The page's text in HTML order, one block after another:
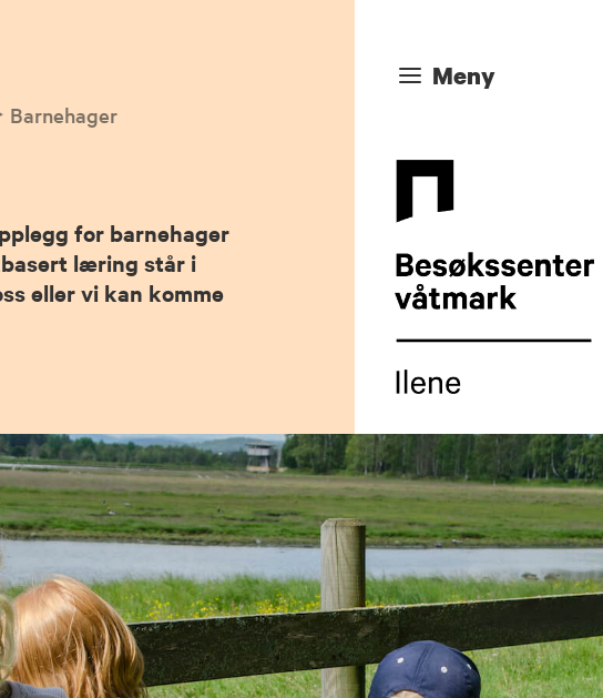
Meny
Barnehager
for barnehager
læring står i
eller vi kan komme